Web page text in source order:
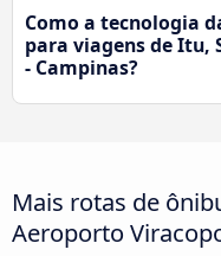
Como a tecnologia
para viagens de Itu,
- Campinas?
Mais rotas de
Aeroporto